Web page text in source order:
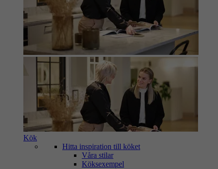
Kök
Hitta inspiration till köket
Våra stilar
Köksexempel